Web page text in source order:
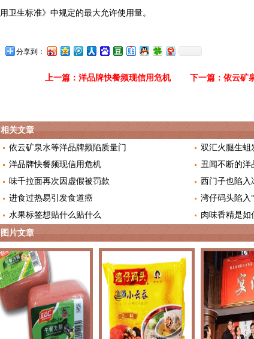
用卫生标准》中规定的最大允许使用量。
分享到：
上一篇： 洋品牌快餐频现信用危机 下一篇： 依云矿
相关文章
依云矿泉水等洋品牌频陷质量门
双汇火腿生蛆
洋品牌快餐频现信用危机
丑闻不断的洋
味千拉面再次因虚假被罚款
西门子也陷入
进食过热易引发食道癌
湾仔码头陷入
水果标签想贴什么贴什么
肉味香精是如
图片文章